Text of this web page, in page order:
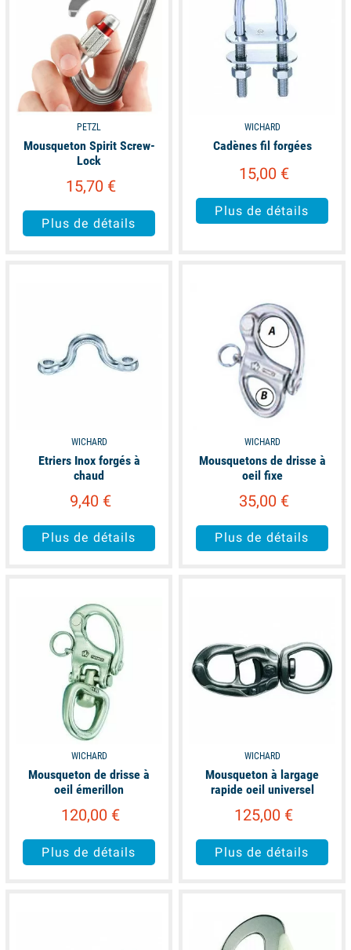
PETZL
Mousqueton Spirit Screw-
Lock
15,70 €
Plus de détails
WICHARD
Cadènes fil forgées
15,00 €
Plus de détails
WICHARD
Etriers Inox forgés à
chaud
9,40 €
Plus de détails
WICHARD
Mousquetons de drisse à
oeil fixe
35,00 €
Plus de détails
WICHARD
Mousqueton de drisse à
oeil émerillon
120,00 €
Plus de détails
WICHARD
Mousqueton à largage
rapide oeil universel
125,00 €
Plus de détails